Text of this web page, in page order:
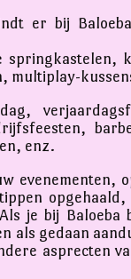
er bij
springkastelen,
multiplay-
enz.
evenementen,
opgehaald,
je bij Baloeba
als gedaan
asprecten